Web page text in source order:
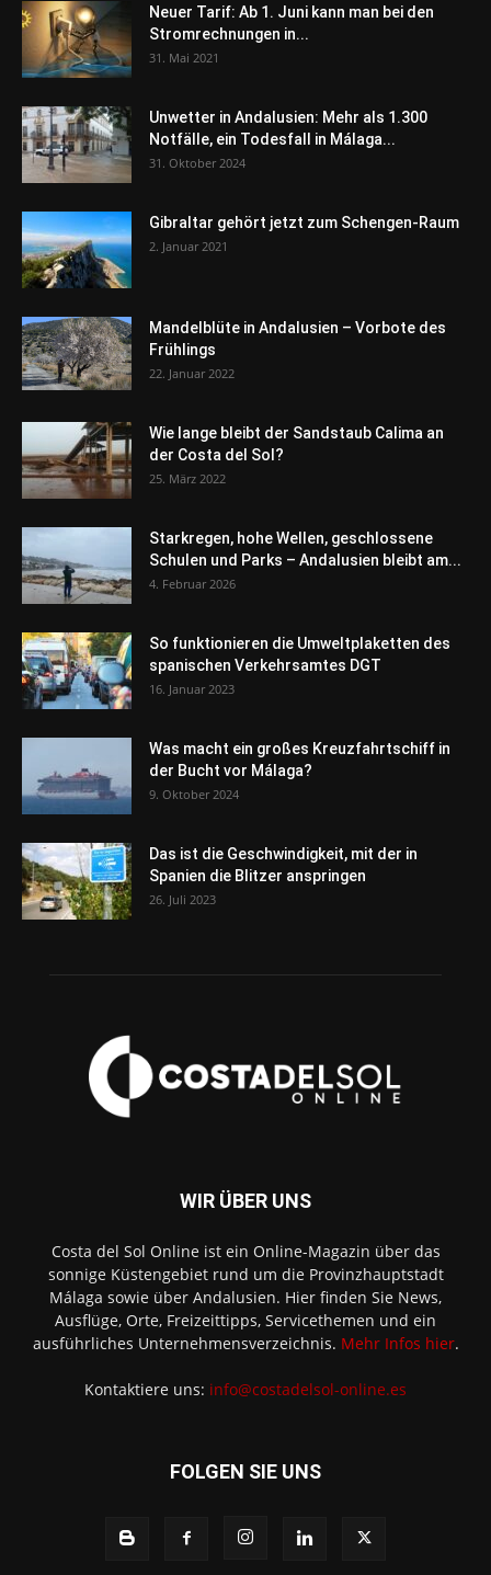
Neuer Tarif: Ab 1. Juni kann man bei den
Stromrechnungen in...
31. Mai 2021
Unwetter in Andalusien: Mehr als 1.300
Notfälle, ein Todesfall in Málaga...
31. Oktober 2024
Gibraltar gehört jetzt zum Schengen-Raum
2. Januar 2021
Mandelblüte in Andalusien – Vorbote des
Frühlings
22. Januar 2022
Wie lange bleibt der Sandstaub Calima an
der Costa del Sol?
25. März 2022
Starkregen, hohe Wellen, geschlossene
Schulen und Parks – Andalusien bleibt am...
4. Februar 2026
So funktionieren die Umweltplaketten des
spanischen Verkehrsamtes DGT
16. Januar 2023
Was macht ein großes Kreuzfahrtschiff in
der Bucht vor Málaga?
9. Oktober 2024
Das ist die Geschwindigkeit, mit der in
Spanien die Blitzer anspringen
26. Juli 2023
WIR ÜBER UNS
Costa del Sol Online ist ein Online-Magazin über das
sonnige Küstengebiet rund um die Provinzhauptstadt
Málaga sowie über Andalusien. Hier finden Sie News,
Ausflüge, Orte, Freizeittipps, Servicethemen und ein
ausführliches Unternehmensverzeichnis. Mehr Infos hier.
Kontaktiere uns: info@costadelsol-online.es
FOLGEN SIE UNS